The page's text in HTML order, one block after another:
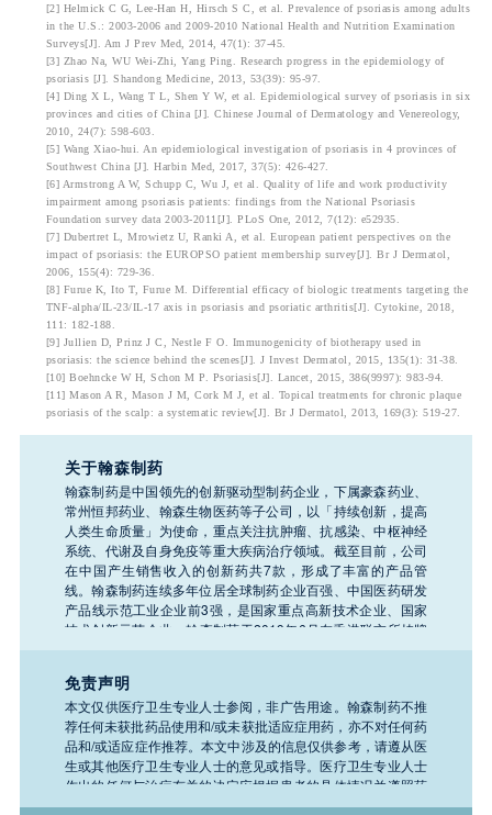
快，但其治疗银屑病也存在一定的无效比例[8]，且存在不同程度的
疗效衰减现象[9]，费用高昂、注射给药一定程度上限制了它的临床
应用，且其长期安全性仍有待评估[10, 11]。小分子靶向药物磷酸二
酯酶4（PDE4）抑制剂（阿普米司特）、Janus激酶（JAK1-3）抑
制剂（托法替布、乌帕替尼）以及酪氨酸激酶（TYK2）抑制剂（氘
可来昔替尼）治疗银屑病的疗效和安全性有较大的差异，也存在发
生不良反应甚至严重不良反应的风险
。现有治疗仍不能满足大部
分患者的医疗需求，新的治疗手段仍有待开发。
[2] Helmick C G, Lee-Han H, Hirsch S C, et al. Prevalence of psoriasis among adults
in the U.S.: 2003-2006 and 2009-2010 National Health and Nutrition Examination
Surveys[J]. Am J Prev Med, 2014, 47(1): 37-45.
[3] Zhao Na, WU Wei-Zhi, Yang Ping. Research progress in the epidemiology of
psoriasis [J]. Shandong Medicine, 2013, 53(39): 95-97.
[4] Ding X L, Wang T L, Shen Y W, et al. Epidemiological survey of psoriasis in six
provinces and cities of China [J]. Chinese Journal of Dermatology and Venereology,
2010, 24(7): 598-603.
[5] Wang Xiao-hui. An epidemiological investigation of psoriasis in 4 provinces of
Southwest China [J]. Harbin Med, 2017, 37(5): 426-427.
[6] Armstrong A W, Schupp C, Wu J, et al. Quality of life and work productivity
impairment among psoriasis patients: findings from the National Psoriasis
Foundation survey data 2003-2011[J]. PLoS One, 2012, 7(12): e52935.
[7] Dubertret L, Mrowietz U, Ranki A, et al. European patient perspectives on the
impact of psoriasis: the EUROPSO patient membership survey[J]. Br J Dermatol,
2006, 155(4): 729-36.
[8] Furue K, Ito T, Furue M. Differential efficacy of biologic treatments targeting the
TNF-alpha/IL-23/IL-17 axis in psoriasis and psoriatic arthritis[J]. Cytokine, 2018,
111: 182-188.
[9] Jullien D, Prinz J C, Nestle F O. Immunogenicity of biotherapy used in
psoriasis: the science behind the scenes[J]. J Invest Dermatol, 2015, 135(1): 31-38.
[10] Boehncke W H, Schon M P. Psoriasis[J]. Lancet, 2015, 386(9997): 983-94.
[11] Mason A R, Mason J M, Cork M J, et al. Topical treatments for chronic plaque
psoriasis of the scalp: a systematic review[J]. Br J Dermatol, 2013, 169(3): 519-27.
关于翰森制药
翰森制药是中国领先的创新驱动型制药企业，下属豪森药业、
常州恒邦药业、翰森生物医药等子公司，以「持续创新，提高
人类生命质量」为使命，重点关注抗肿瘤、抗感染、中枢神经
系统、代谢及自身免疫等重大疾病治疗领域。截至目前，公司
在中国产生销售收入的创新药共7款，形成了丰富的产品管
线。翰森制药连续多年位居全球制药企业百强、中国医药研发
产品线示范工业企业前3强，是国家重点高新技术企业、国家
技术创新示范企业。翰森制药于2019年6月在香港联交所挂牌
免责声明
本文仅供医疗卫生专业人士参阅，非广告用途。翰森制药不推
荐任何未获批药品使用和/或未获批适应症用药，亦不对任何药
品和/或适应症作推荐。本文中涉及的信息仅供参考，请遵从医
生或其他医疗卫生专业人士的意见或指导。医疗卫生专业人士
作出的任何与治疗有关的决定应根据患者的具体情况并遵照药
品说明书。如需了解公司任何产品、医疗或疾病的相关信息，